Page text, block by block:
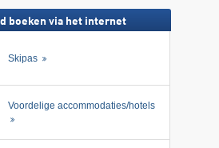
boeken via het internet
Skipas
Voordelige accommodaties/hotels